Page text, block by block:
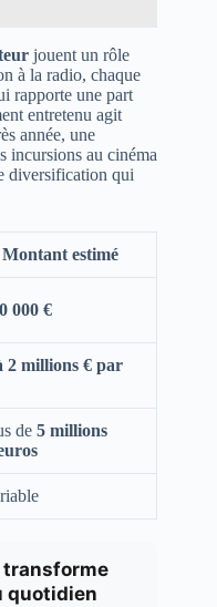
jouent un rôle
à la radio, chaque
rapporte une part
entretenu agit
année, une
incursions au cinéma
diversification qui
Montant estimé
000 €
2 millions € par
de 5 millions
transforme
quotidien